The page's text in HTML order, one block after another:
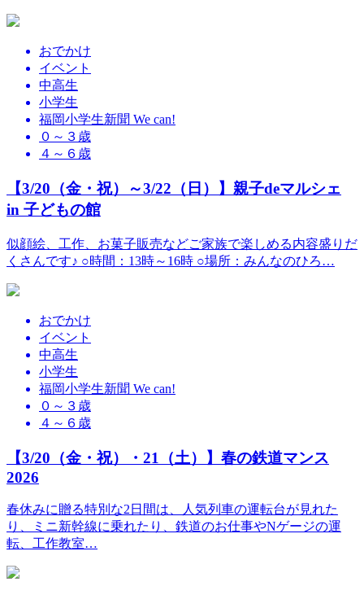
おでかけ
イベント
中高生
小学生
福岡小学生新聞 We can!
０～３歳
４～６歳
【3/20（金・祝）～3/22（日）】親子deマルシェ
in 子どもの館
似顔絵、工作、お菓子販売などご家族で楽しめる内容盛りだ
くさんです♪ ○時間：13時～16時 ○場所：みんなのひろ…
おでかけ
イベント
中高生
小学生
福岡小学生新聞 We can!
０～３歳
４～６歳
【3/20（金・祝）・21（土）】春の鉄道マンス
2026
春休みに贈る特別な2日間は、人気列車の運転台が見れた
り、ミニ新幹線に乗れたり、鉄道のお仕事やNゲージの運
転、工作教室…